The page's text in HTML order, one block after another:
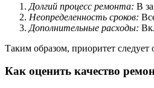
Долгий процесс ремонта: В
Неопределенность сроков:
Дополнительные расходы:
Таким образом, приоритет следует
Как оценить качество